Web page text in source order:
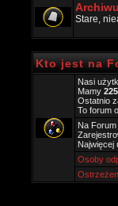
Stare,
Kto jest na
Nasi
Mamy
Ostatnio
To forum
Na
Najwięcej
Osoby